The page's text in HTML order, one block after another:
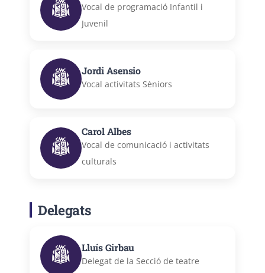
Vocal de programació Infantil i
Juvenil
Jordi Asensio
Vocal activitats Sèniors
Carol Albes
Vocal de comunicació i activitats
culturals
Delegats
Lluís Girbau
Delegat de la Secció de teatre